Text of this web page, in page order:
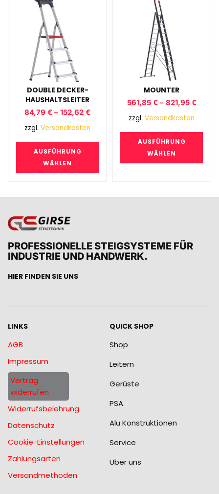
DOUBLE DECKER-
HAUSHALTSLEITER
84,79 € – 152,62 €
zzgl. Versandkosten
AUSFÜHRUNG
WÄHLEN
MOUNTER
561,85 €– 821,95 €
zzgl. Versandkosten
AUSFÜHRUNG
WÄHLEN
PROFESSIONELLE STEIGSYSTEME FÜR
INDUSTRIE UND HANDWERK.
HIER FINDEN SIE UNS
LINKS
AGB
Impressum
Vertrag
widerrufen
Widerrufsbelehrung
Datenschutz
Cookie-Einstellungen
Zahlungsarten
Versandmethoden
QUICK SHOP
Shop
Leitern
Gerüste
PSA
Alu Konstruktionen
Service
Über uns